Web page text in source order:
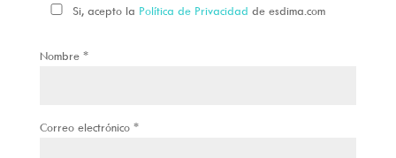
Si, acepto la Política de Privacidad de esdima.com
Nombre *
Correo electrónico *